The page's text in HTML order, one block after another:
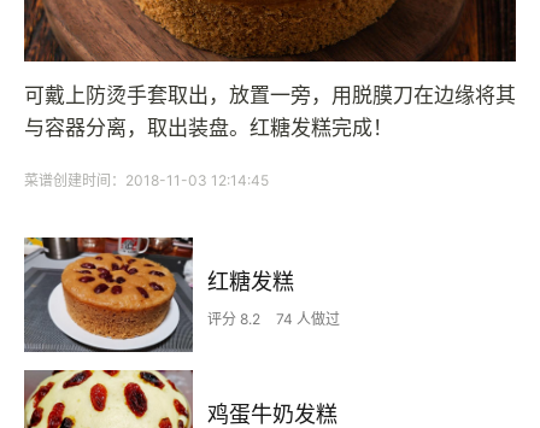
可戴上防烫手套取出，放置一旁，用脱膜刀在边缘将其
与容器分离，取出装盘。红糖发糕完成！
菜谱创建时间：2018-11-03 12:14:45
红糖发糕
评分 8.2 74 人做过
鸡蛋牛奶发糕